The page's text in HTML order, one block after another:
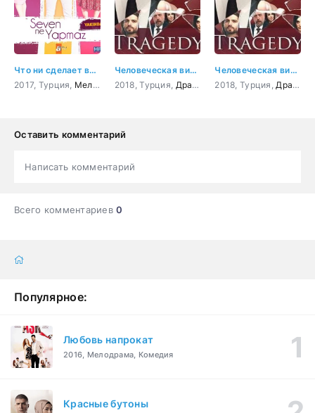
Что ни сделает влюбленный
2017, Турция, Мелодрама ,Комедия
Человеческая вина 4 серия
2018, Турция, Драма Криминал
Человеческая вина 2 серия
2018, Турция, Драма
Оставить комментарий
Написать комментарий
Всего комментариев0
Популярное:
Любовь напрокат
2016, Мелодрама, Комедия
Красные бутоны